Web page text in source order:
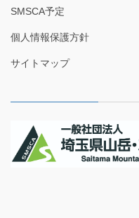
SMSCA予定
個人情報保護方針
サイトマップ